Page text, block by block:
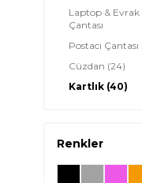
Laptop & Evrak
Çantası
Postacı Çantası
Cüzdan (24)
Kartlık (40)
Renkler